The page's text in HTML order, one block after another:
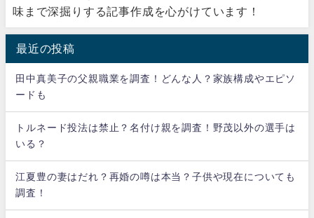
味まで深掘りする記事作成を心がけています！
最近の投稿
田中真美子の父親職業を調査！どんな人？家族構成やエピソ
ードも
トルネード投法は禁止？名付け親を調査！野茂以外の選手は
いる？
江夏豊の妻はだれ？再婚の噂は本当？子供や現在についても
調査！